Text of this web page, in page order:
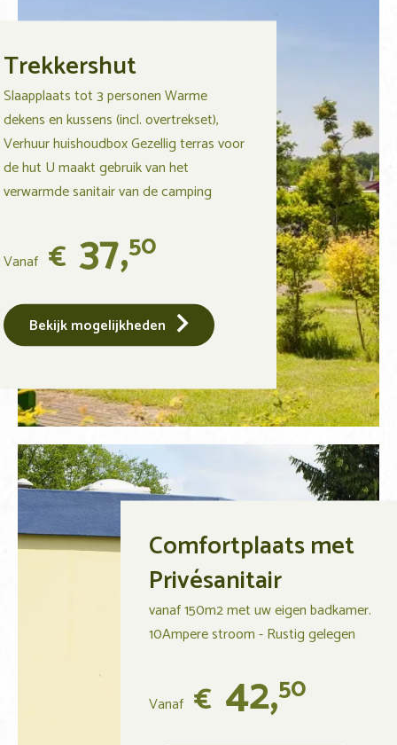
Trekkershut
Slaapplaats tot 3 personen Warme
dekens en kussens (incl. overtrekset),
Verhuur huishoudbox Gezellig terras voor
de hut U maakt gebruik van het
verwarmde sanitair van de camping
Vanaf € 37,50
Bekijk mogelijkheden
Comfortplaats met
Privésanitair
vanaf 150m2 met uw eigen badkamer.
10Ampere stroom - Rustig gelegen
Vanaf € 42,50